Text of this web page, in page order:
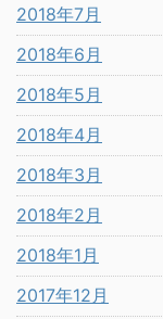
2018年7月
2018年6月
2018年5月
2018年4月
2018年3月
2018年2月
2018年1月
2017年12月